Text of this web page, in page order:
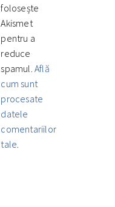
folosește
Akismet
pentru a
reduce
spamul. Află
cum sunt
procesate
datele
comentariilor
tale.